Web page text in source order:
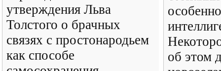
утверждения Льва
Толстого о брачных
связях с простонародьем
как способе
об этом